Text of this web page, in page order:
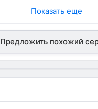
Показать еще
Предложить похожий